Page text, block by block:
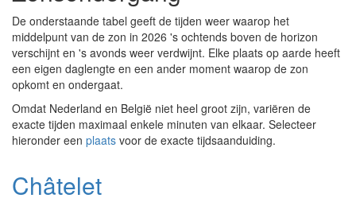
De onderstaande tabel geeft de tijden weer waarop het
middelpunt van de zon in 2026 's ochtends boven de horizon
verschijnt en 's avonds weer verdwijnt. Elke plaats op aarde heeft
een eigen daglengte en een ander moment waarop de zon
opkomt en ondergaat.
Omdat Nederland en België niet heel groot zijn, variëren de
exacte tijden maximaal enkele minuten van elkaar. Selecteer
hieronder een plaats voor de exacte tijdsaanduiding.
Châtelet